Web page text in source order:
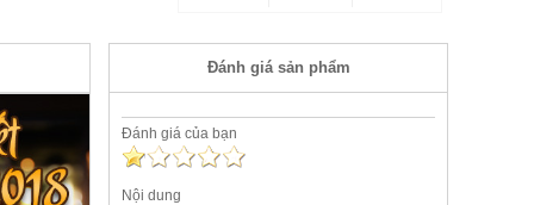
Đánh giá sản phẩm
Đánh giá của bạn
Nội dung